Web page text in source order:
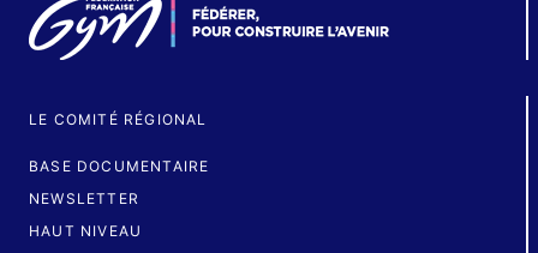
LE COMITÉ RÉGIONAL
BASE DOCUMENTAIRE
NEWSLETTER
HAUT NIVEAU